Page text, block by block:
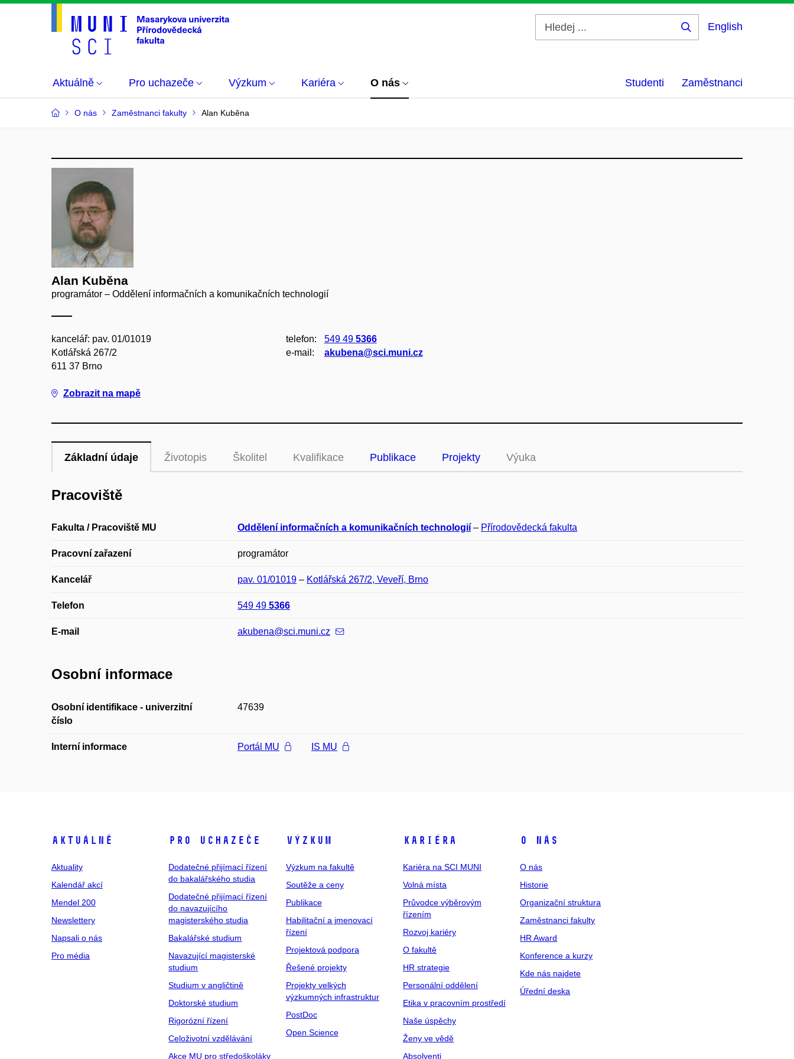
English
Aktuálně Pro uchazeče Výzkum Kariéra O nás Studenti Zaměstnanci
O nás Zaměstnanci fakulty Alan Kuběna
Alan Kuběna
programátor – Oddělení informačních a komunikačních technologií
kancelář: pav. 01/01019
Kotlářská 267/2
611 37 Brno
Zobrazit na mapě
telefon: 549 49 5366
e‑mail:
akubena@sci.muni.cz
Základní údaje Životopis Školitel Kvalifikace Publikace Projekty Výuka
Pracoviště
Fakulta / Pracoviště MU Oddělení informačních a komunikačních technologií – Přírodovědecká fakulta
Pracovní zařazení programátor
Kancelář pav. 01/01019 – Kotlářská 267/2, Veveří, Brno
Telefon 549 49 5366
E-mail akubena@sci.muni.cz
Osobní informace
Osobní identifikace - univerzitní
číslo
47639
Interní informace Portál MU IS MU
Aktuálně
Aktuality
Kalendář akcí
Mendel 200
Newslettery
Napsali o nás
Pro média
Pro uchazeče
Dodatečné přijímací řízení
do bakalářského studia
Dodatečné přijímací řízení
do navazujícího
magisterského studia
Bakalářské studium
Navazující magisterské
studium
Studium v angličtině
Doktorské studium
Rigorózní řízení
Celoživotní vzdělávání
Akce MU pro středoškoláky
Výzkum
Výzkum na fakultě
Soutěže a ceny
Publikace
Habilitační a jmenovací
řízení
Projektová podpora
Řešené projekty
Projekty velkých
výzkumných infrastruktur
PostDoc
Open Science
Kariéra
Kariéra na SCI MUNI
Volná místa
Průvodce výběrovým
řízením
Rozvoj kariéry
O fakultě
HR strategie
Personální oddělení
Etika v pracovním prostředí
Naše úspěchy
Ženy ve vědě
Absolventi
O nás
O nás
Historie
Organizační struktura
Zaměstnanci fakulty
HR Award
Konference a kurzy
Kde nás najdete
Úřední deska